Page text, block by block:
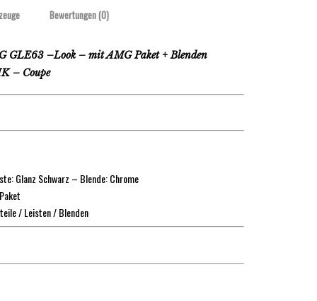
Bewertungen (0)
GLE63 –Look – mit AMG Paket + Blenden
– Coupe
Glanz Schwarz – Blende: Chrome
/ Leisten / Blenden